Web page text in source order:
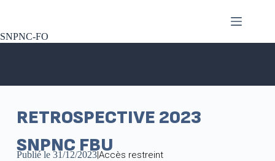
SNPNC-FO
RETROSPECTIVE 2023
SNPNC FBU
Publié le 31/12/2023|Accès restreint